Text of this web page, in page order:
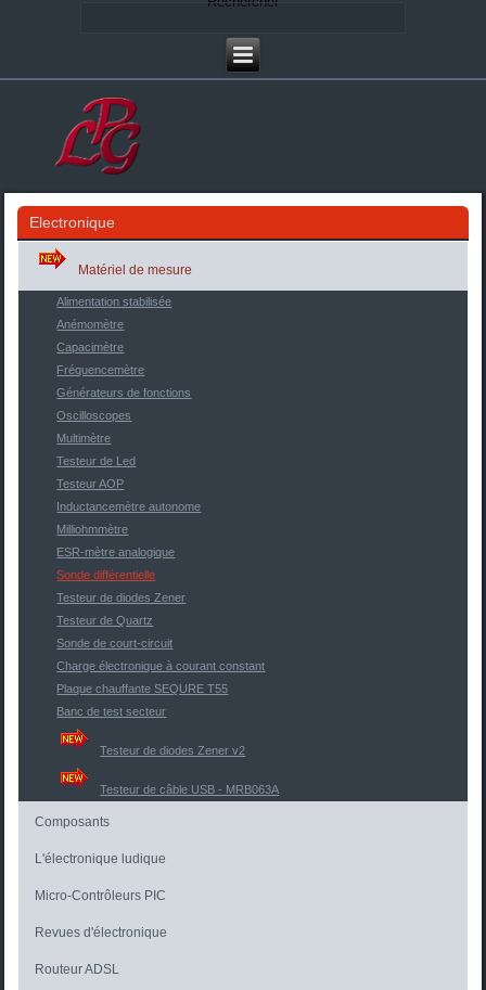
Electronique
Matériel de mesure
Alimentation stabilisée
Anémomètre
Capacimètre
Fréquencemètre
Générateurs de fonctions
Oscilloscopes
Multimètre
Testeur de Led
Testeur AOP
Inductancemètre autonome
Milliohmmètre
ESR-mètre analogique
Sonde différentielle
Testeur de diodes Zener
Testeur de Quartz
Sonde de court-circuit
Charge électronique à courant constant
Plaque chauffante SEQURE T55
Banc de test secteur
Testeur de diodes Zener v2
Testeur de câble USB - MRB063A
Composants
L'électronique ludique
Micro-Contrôleurs PIC
Revues d'électronique
Routeur ADSL